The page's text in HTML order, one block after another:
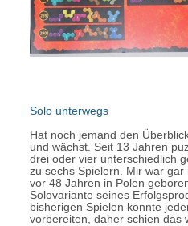
Solo unterwegs
Hat noch jemand den
und wächst. Seit 13 Jahren
drei oder vier unterschiedlich
zu sechs Spielern. Mir war
vor 48 Jahren in Polen
Solovariante seines
bisherigen Spielen konnte
vorbereiten, daher schien das